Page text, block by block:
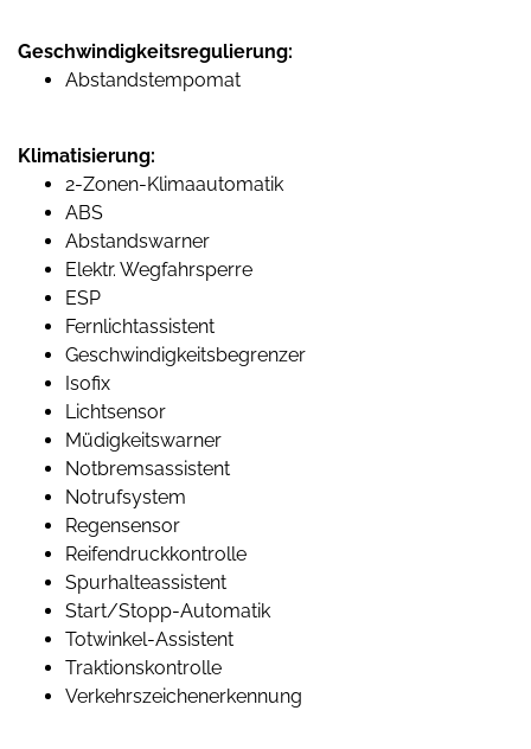
Geschwindigkeitsregulierung:
Abstandstempomat
Klimatisierung:
2-Zonen-Klimaautomatik
ABS
Abstandswarner
Elektr. Wegfahrsperre
ESP
Fernlichtassistent
Geschwindigkeitsbegrenzer
Isofix
Lichtsensor
Müdigkeitswarner
Notbremsassistent
Notrufsystem
Regensensor
Reifendruckkontrolle
Spurhalteassistent
Start/Stopp-Automatik
Totwinkel-Assistent
Traktionskontrolle
Verkehrszeichenerkennung